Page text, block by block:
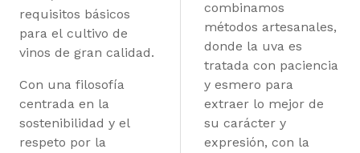
requisitos básicos
para el cultivo de
vinos de gran calidad.
Con una filosofía
centrada en la
sostenibilidad y el
respeto por la
combinamos
métodos artesanales,
donde la uva es
tratada con paciencia
y esmero para
extraer lo mejor de
su carácter y
expresión, con la